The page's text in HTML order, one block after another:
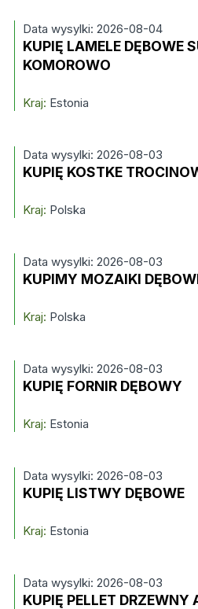
Data wysylki: 2026-08-04
KUPIĘ LAMELE DĘBOWE
KOMOROWO
Kraj: Estonia
Data wysylki: 2026-08-03
KUPIĘ KOSTKE
Kraj: Polska
Data wysylki: 2026-08-03
KUPIMY MOZAIKI
Kraj: Polska
Data wysylki: 2026-08-03
KUPIĘ FORNIR DĘBOWY
Kraj: Estonia
Data wysylki: 2026-08-03
KUPIĘ LISTWY DĘBOWE
Kraj: Estonia
Data wysylki: 2026-08-03
KUPIĘ PELLET DRZEWNY